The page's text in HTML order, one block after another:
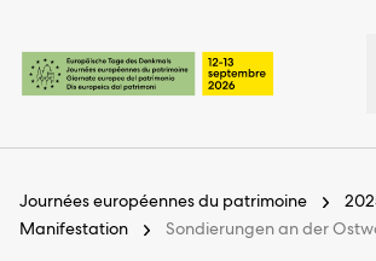
Pages importantes
Page d’accueil
Contenu
Plan du site
Journées européennes du patrimoine
Manifestation
Sondierungen an der